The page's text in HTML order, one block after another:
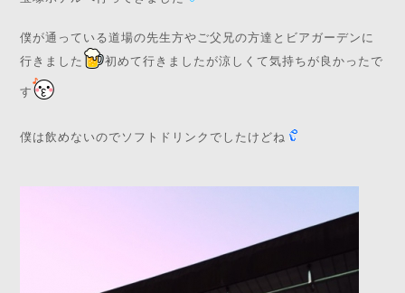
僕が通っている道場の先生方やご父兄の方達とビアガーデンに
行きました
初めて行きましたが涼しくて気持ちが良かったで
す
僕は飲めないのでソフトドリンクでしたけどね